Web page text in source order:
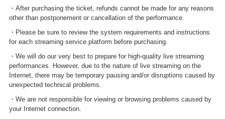
・After purchasing the ticket, refunds cannot be made for any reasons
other than postponement or cancellation of the performance.
・Please be sure to review the system requirements and instructions
for each streaming service platform before purchasing.
・We will do our very best to prepare for high-quality live streaming
performances. However, due to the nature of live streaming on the
Internet, there may be temporary pausing and/or disruptions caused by
unexpected technical problems.
・We are not responsible for viewing or browsing problems caused by
your Internet connection.